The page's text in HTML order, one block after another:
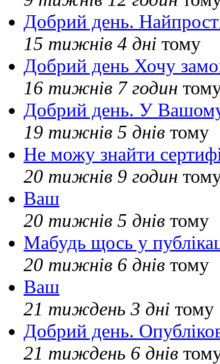
Добрий день.
15 тижнів 4 дні тому
Добрий день Хочу
16 тижнів 7 годин
Добрий день. У Вашому
19 тижнів 5 днів тому
Не можу знайти
20 тижнів 9 годин
Ваш
20 тижнів 5 днів тому
Мабудь щось у
20 тижнів 6 днів тому
Ваш
21 тиждень 3 дні тому
Добрий день.
21 тиждень 6 днів